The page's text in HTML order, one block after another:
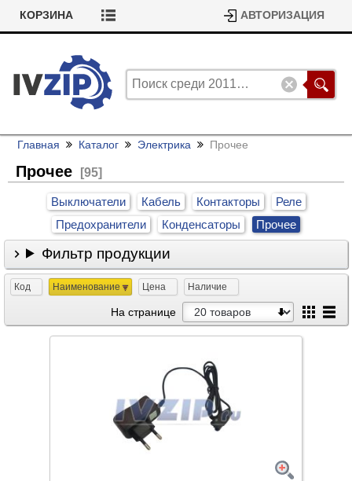
КОРЗИНА АВТОРИЗАЦИЯ
Главная Каталог Электрика Прочее
Прочее [95]
Выключатели Кабель Контакторы
Реле
Предохранители
Конденсаторы Прочее
Фильтр продукции
Код Наименование Цена Наличие
На странице